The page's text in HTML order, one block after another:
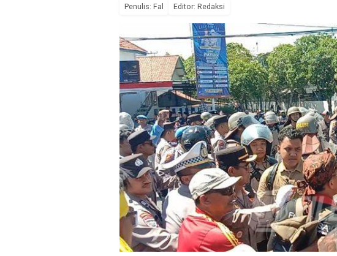
Penulis: Fal Editor: Redaksi